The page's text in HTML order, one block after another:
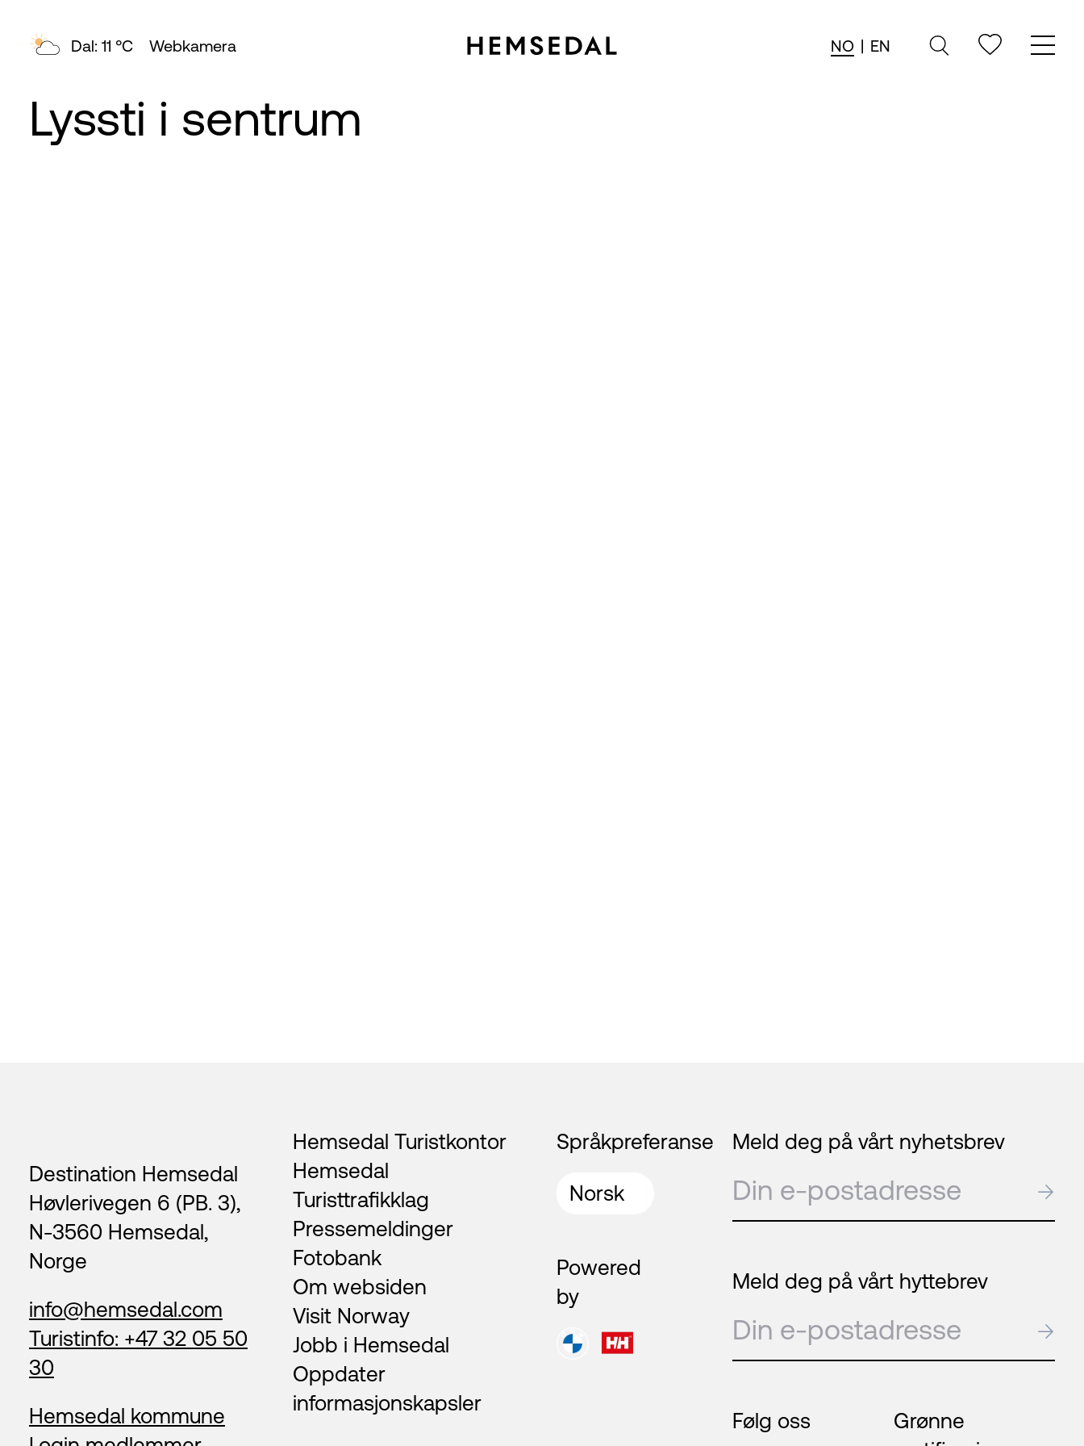
Dal: 11 °C Webkamera NO | EN
Lyssti i sentrum
Destination Hemsedal
Høvlerivegen 6 (PB. 3),
N-3560 Hemsedal,
Norge
info@hemsedal.com
Turistinfo: +47 32 05 50
30
Hemsedal kommune
Hemsedal Turistkontor
Hemsedal
Turisttrafikklag
Pressemeldinger
Fotobank
Om websiden
Visit Norway
Jobb i Hemsedal
Oppdater
informasjonskapsler
Språkpreferanse
Powered
by
Meld deg på vårt nyhetsbrev
E-post
→
Meld deg på vårt hyttebrev
E-post
→
Følg oss
Grønne